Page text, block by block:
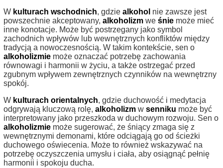
W kulturach wschodnich, gdzie alkohol nie zawsze jest
powszechnie akceptowany, alkoholizm we śnie może mieć
inne konotacje. Może być postrzegany jako symbol
zachodnich wpływów lub wewnętrznych konfliktów między
tradycją a nowoczesnością. W takim kontekście, sen o
alkoholizmie może oznaczać potrzebę zachowania
równowagi i harmonii w życiu, a także ostrzegać przed
zgubnym wpływem zewnętrznych czynników na wewnętrzny
spokój.
W kulturach orientalnych, gdzie duchowość i medytacja
odgrywają kluczową rolę, alkoholizm w senniku może być
interpretowany jako przeszkoda w duchowym rozwoju. Sen o
alkoholizmie może sugerować, że śniący zmaga się z
wewnętrznymi demonami, które odciągają go od ścieżki
duchowego oświecenia. Może to również wskazywać na
potrzebę oczyszczenia umysłu i ciała, aby osiągnąć pełnię
harmonii i spokoju ducha.